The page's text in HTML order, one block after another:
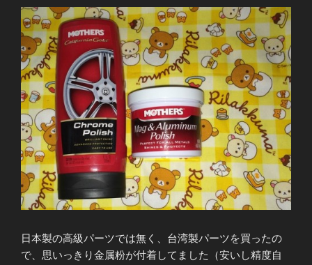
日本製の高級パーツでは無く、台湾製パーツを買ったの
で、思いっきり金属粉が付着してました（安いし精度自